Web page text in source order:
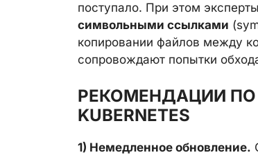
поступало. При этом
символьными ссылками
копировании файлов между
сопровождают попытки
РЕКОМЕНДАЦИИ ПО
KUBERNETES
1) Немедленное обновление.